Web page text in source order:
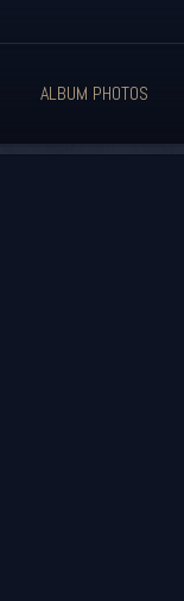
ALBUM PHOTOS